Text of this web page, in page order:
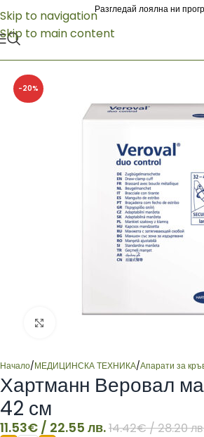
Skip to navigation
Skip to main content
Разгледай лоялна ни
-20%
Начало/МЕДИЦИНСКА ТЕХНИКА/Апарати за
Хартманн Веровал
42 см
11.53€ / 22.55 лв.14.42€/ 28.20